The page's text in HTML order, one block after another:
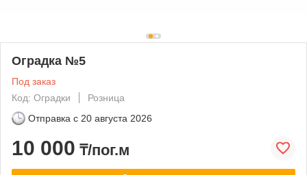
Оградка №5
Под заказ
Код: Оградки
Розница
Отправка с 20 августа 2026
10 000 ₸/пог.м